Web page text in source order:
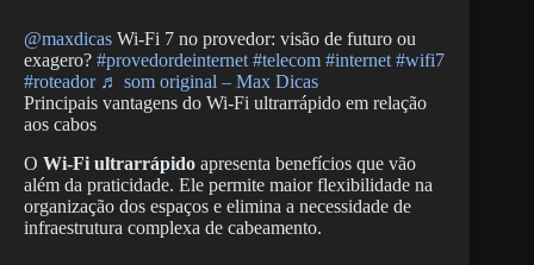
@maxdicas Wi-Fi 7 no provedor: visão de futuro ou
exagero? #provedordeinternet #telecom #internet #wifi7
#roteador ♬ som original – Max Dicas
Principais vantagens do Wi-Fi ultrarrápido em relação
aos cabos
O Wi-Fi ultrarrápido apresenta benefícios que vão
além da praticidade. Ele permite maior flexibilidade na
organização dos espaços e elimina a necessidade de
infraestrutura complexa de cabeamento.